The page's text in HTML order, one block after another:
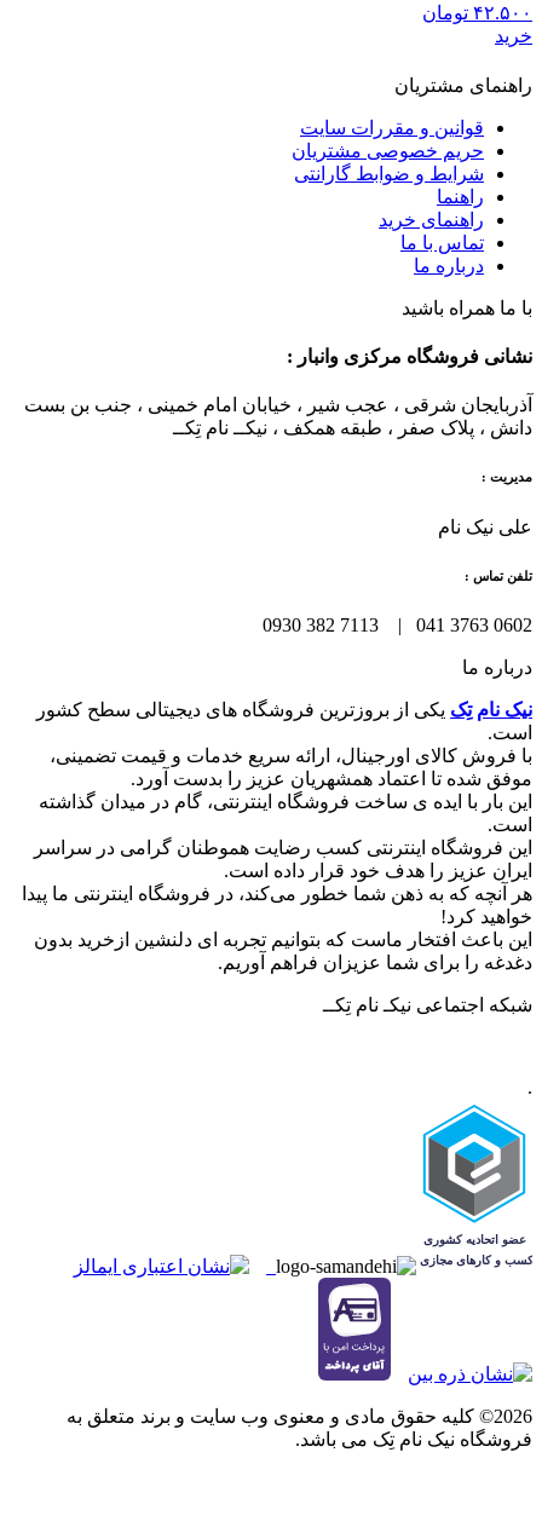
۴۲.۵۰۰ تومان
خرید
راهنمای مشتریان
قوانین و مقررات سایت
حریم خصوصی مشتریان
شرایط و ضوابط گارانتی
راهنما
راهنمای خرید
تماس با ما
درباره ما
با ما همراه باشید
نشانی فروشگاه مرکزی وانبار :
آذربایجان شرقی ، عجب شیر ، خیابان امام خمینی ، جنب بن بست
دانش ، پلاک صفر ، طبقه همکف ، نیکــ نام تِکــ
مدیریت :
علی نیک نام
تلفن تماس :
0602 3763 041 | 7113 382 0930
درباره ما
نیک نام تِک یکی از بروزترین فروشگاه های دیجیتالی سطح کشور
است.
با فروش کالای اورجینال، ارائه سریع خدمات و قیمت تضمینی،
موفق شده تا اعتماد همشهریان عزیز را بدست آورد.
این بار با ایده ی ساخت فروشگاه اینترنتی، گام در میدان گذاشته
است.
این فروشگاه اینترنتی کسب رضایت هموطنان گرامی در سراسر
ایران عزیز را هدف خود قرار داده است.
هر آنچه که به ذهن شما خطور می‌کند، در فروشگاه اینترنتی ما پیدا
خواهید کرد!
این باعث افتخار ماست که بتوانیم تجربه ای دلنشین ازخرید بدون
دغدغه را برای شما عزیزان فراهم آوریم.
شبکه‌ اجتماعی نیکـ نام تِکــ
.
2026© کلیه حقوق مادی و معنوی وب سایت و برند متعلق به
فروشگاه نیک نام تِک می باشد.